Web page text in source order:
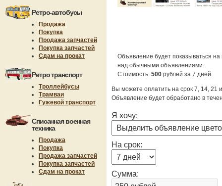
Ретро-автобусы
Продажа
Покупка
Продажа запчастей
Покупка запчастей
Сдам на прокат
Ретро транспорт
Троллейбусы
Трамваи
Гужевой транспорт
Списанная военная
техника
Продажа
Покупка
Продажа запчастей
Покупка запчастей
Сдам на прокат
Объявление будет показываться
над обычными объявлениями.
Стоимость: 500 рублей за 7 дней.
Вы можете оплатить на срок 7, 14, 21
Объявление будет обработано в
Я хочу:
На срок:
Сумма: